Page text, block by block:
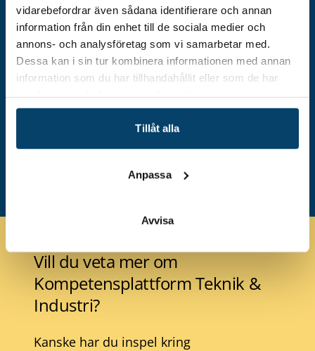
vidarebefordrar även sådana identifierare och annan
information från din enhet till de sociala medier och
annons- och analysföretag som vi samarbetar med.
Dessa kan i sin tur kombinera informationen med annan
information som du har tillhandahållit eller som de har
Tillåt alla
Anpassa
Avvisa
Samverkansstruktur
Att fungera som en samverkansstruktur
där aktörer kan analysera behov, dela
Vill du veta mer om
Kompetensplattform Teknik &
Industri?
Kanske har du inspel kring